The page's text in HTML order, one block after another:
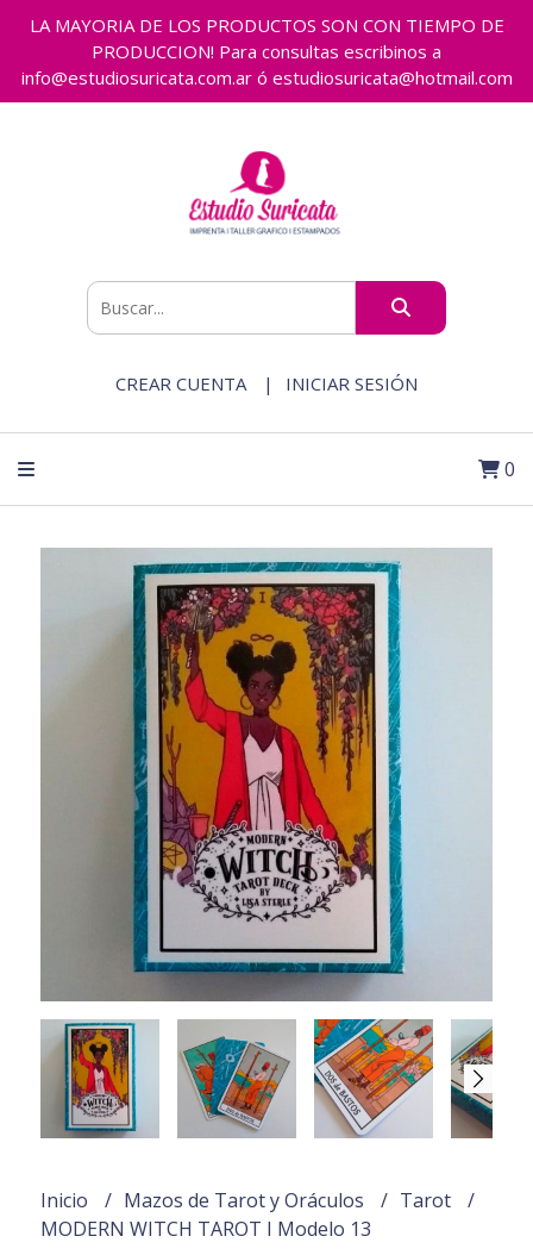
LA MAYORIA DE LOS PRODUCTOS SON CON TIEMPO DE
PRODUCCION! Para consultas escribinos a
info@estudiosuricata.com.ar ó estudiosuricata@hotmail.com
CREAR CUENTA INICIAR SESIÓN
0
Inicio Mazos de Tarot y Oráculos
Tarot
MODERN WITCH TAROT I Modelo 13